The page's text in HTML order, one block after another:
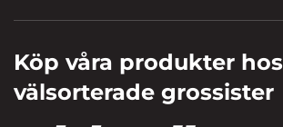
Köp våra produkter hos
välsorterade grossister